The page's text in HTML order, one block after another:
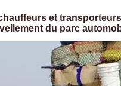
et
du parc